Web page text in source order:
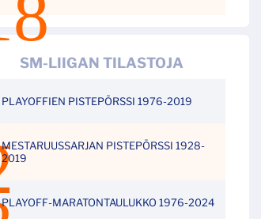
SM-LIIGAN TILASTOJA
PLAYOFFIEN PISTEPÖRSSI 1976-2019
MESTARUUSSARJAN PISTEPÖRSSI 1928-
2019
PLAYOFF-MARATONTAULUKKO 1976-2024